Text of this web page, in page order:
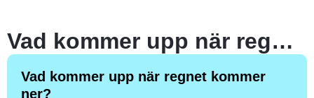
Vad kommer upp när regnet kommer ner?
Vad kommer upp när regnet kommer
ner?